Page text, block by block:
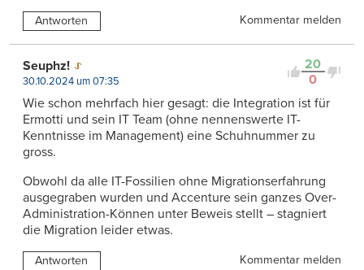
Antworten Kommentar melden
20
0
Seuphz!
30.10.2024 um 07:35
Wie schon mehrfach hier gesagt: die Integration ist für
Ermotti und sein IT Team (ohne nennenswerte IT-
Kenntnisse im Management) eine Schuhnummer zu
gross.
Obwohl da alle IT-Fossilien ohne Migrationserfahrung
ausgegraben wurden und Accenture sein ganzes Over-
Administration-Können unter Beweis stellt – stagniert
die Migration leider etwas.
Antworten Kommentar melden